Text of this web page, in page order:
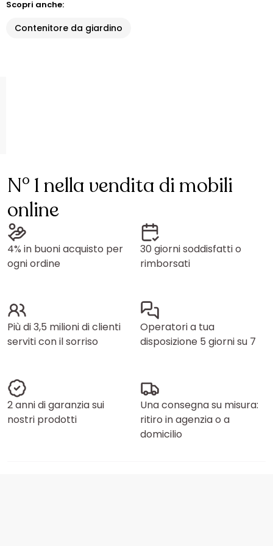
Scopri anche:
Contenitore da giardino
N° 1 nella vendita di mobili
online
4% in buoni acquisto per
ogni ordine
30 giorni soddisfatti o
rimborsati
Più di 3,5 milioni di clienti
serviti con il sorriso
Operatori a tua
disposizione 5 giorni su 7
2 anni di garanzia sui
nostri prodotti
Una consegna su misura:
ritiro in agenzia o a
domicilio